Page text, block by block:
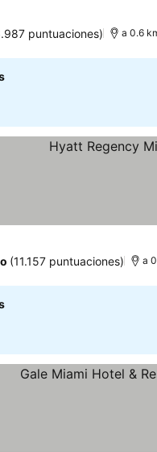
puntuaciones) a 0.6
(11.157 puntuaciones) a